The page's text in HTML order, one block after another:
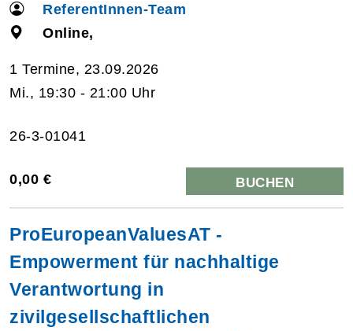
ReferentInnen-Team
Online,
1 Termine, 23.09.2026
Mi., 19:30 - 21:00 Uhr
26-3-01041
0,00 € BUCHEN
ProEuropeanValuesAT -
Empowerment für nachhaltige
Verantwortung in
zivilgesellschaftlichen